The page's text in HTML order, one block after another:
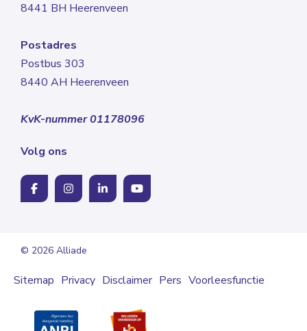
8441 BH Heerenveen
Postadres
Postbus 303
8440 AH Heerenveen
KvK-nummer 01178096
Volg ons
© 2026 Alliade
Sitemap Privacy Disclaimer Pers Voorleesfunctie